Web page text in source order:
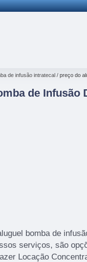
de infusão intratecal preço do
de Infusão
bomba de
serviços, são
Locação